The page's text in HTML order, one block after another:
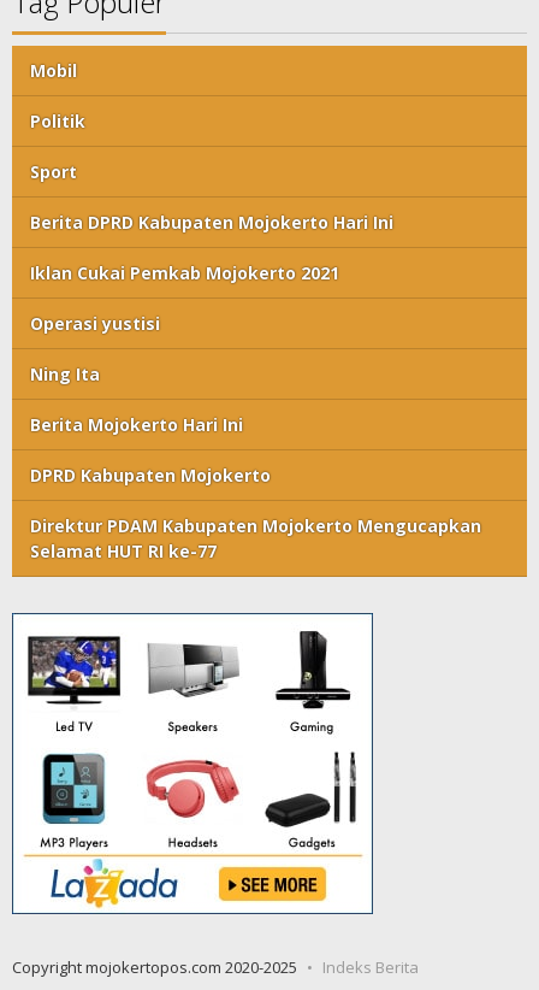
Mobil
Politik
Sport
Berita DPRD Kabupaten Mojokerto Hari Ini
Iklan Cukai Pemkab Mojokerto 2021
Operasi yustisi
Ning Ita
Berita Mojokerto Hari Ini
DPRD Kabupaten Mojokerto
Direktur PDAM Kabupaten Mojokerto Mengucapkan
Selamat HUT RI ke-77
Copyright mojokertopos.com 2020-2025 Indeks Berita